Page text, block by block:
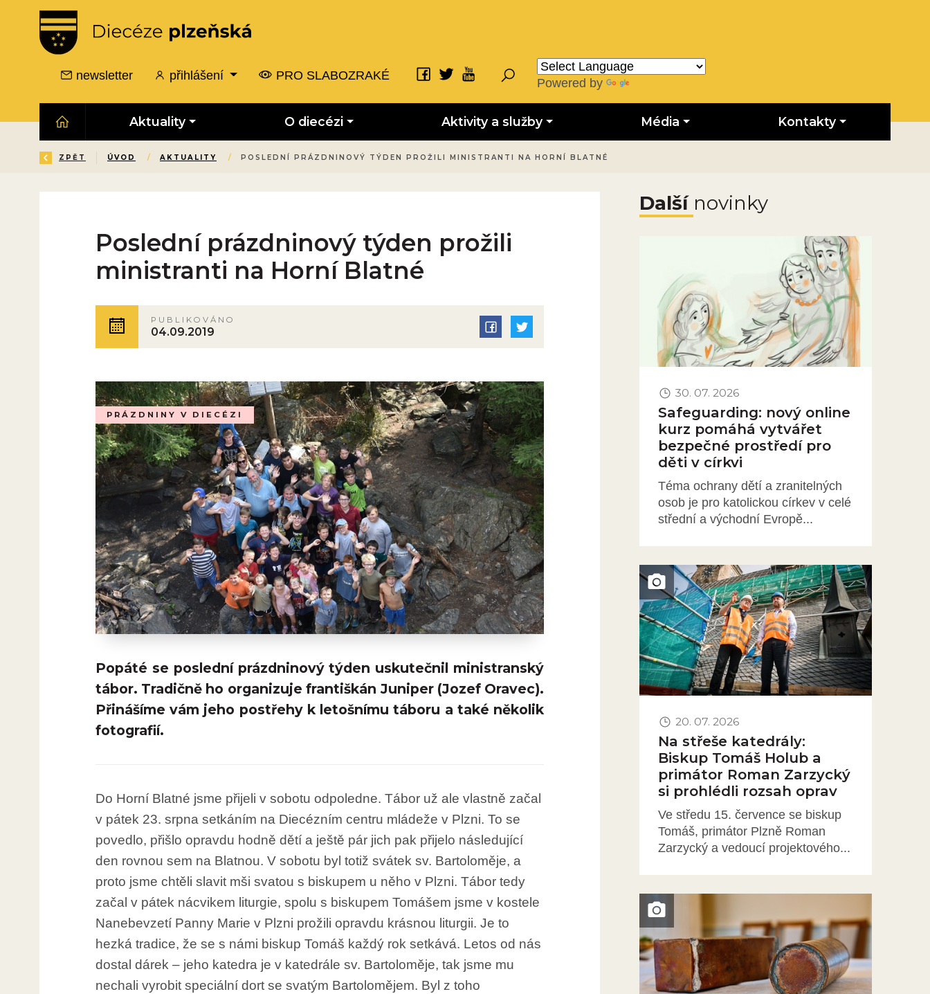
newsletter přihlášení PRO SLABOZRAKÉ
Powered by
Aktuality O diecézi Aktivity a služby Média Kontakty
ZPĚT ÚVOD / AKTUALITY / POSLEDNÍ PRÁZDNINOVÝ TÝDEN PROŽILI MINISTRANTI NA HORNÍ BLATNÉ
Poslední prázdninový týden prožili
ministranti na Horní Blatné
PUBLIKOVÁNO
04.09.2019
PRÁZDNINY V DIECÉZI
Popáté se poslední prázdninový týden uskutečnil ministranský
tábor. Tradičně ho organizuje františkán Juniper (Jozef Oravec).
Přinášíme vám jeho postřehy k letošnímu táboru a také několik
fotografií.
Do Horní Blatné jsme přijeli v sobotu odpoledne. Tábor už ale vlastně začal
v pátek 23. srpna setkáním na Diecézním centru mládeže v Plzni. To se
povedlo, přišlo opravdu hodně dětí a ještě pár jich pak přijelo následující
den rovnou sem na Blatnou. V sobotu byl totiž svátek sv. Bartoloměje, a
proto jsme chtěli slavit mši svatou s biskupem u něho v Plzni. Tábor tedy
začal v pátek nácvikem liturgie, spolu s biskupem Tomášem jsme v kostele
Nanebevzetí Panny Marie v Plzni prožili opravdu krásnou liturgii. Je to
hezká tradice, že se s námi biskup Tomáš každý rok setkává. Letos od nás
dostal dárek – jeho katedra je v katedrále sv. Bartoloměje, tak jsme mu
nechali vyrobit speciální dort se svatým Bartolomějem. Byl z toho
Další novinky
30. 07. 2026
Safeguarding: nový online
kurz pomáhá vytvářet
bezpečné prostředí pro
děti v církvi
Téma ochrany dětí a zranitelných
osob je pro katolickou církev v celé
střední a východní Evropě...
Obrázek novinky
20. 07. 2026
Na střeše katedrály:
Biskup Tomáš Holub a
primátor Roman Zarzycký
si prohlédli rozsah oprav
Ve středu 15. července se biskup
Tomáš, primátor Plzně Roman
Zarzycký a vedoucí projektového...
Obrázek novinky